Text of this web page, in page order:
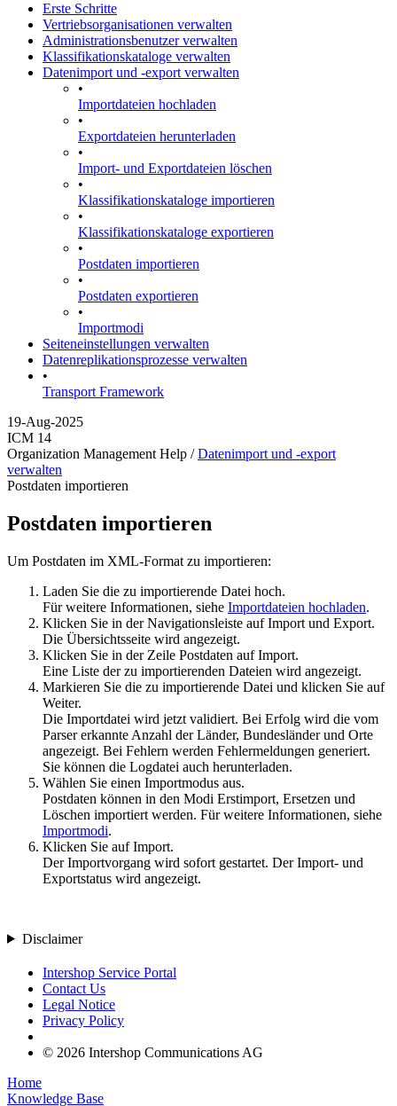
Erste Schritte
Vertriebsorganisationen verwalten
Administrationsbenutzer verwalten
Klassifikationskataloge verwalten
Datenimport und -export verwalten
•
Importdateien hochladen
•
Exportdateien herunterladen
•
Import- und Exportdateien löschen
•
Klassifikationskataloge importieren
•
Klassifikationskataloge exportieren
•
Postdaten importieren
•
Postdaten exportieren
•
Importmodi
Seiteneinstellungen verwalten
Datenreplikationsprozesse verwalten
•
Transport Framework
19-Aug-2025
ICM 14
Organization Management Help /Datenimport und -export
verwalten
Postdaten importieren
Postdaten importieren
Um Postdaten im XML-Format zu importieren:
Laden Sie die zu importierende Datei hoch.
Für weitere Informationen, siehe Importdateien hochladen.
Klicken Sie in der Navigationsleiste aufImport und Export.
Die Übersichtsseite wird angezeigt.
Klicken Sie in der Zeile Postdaten aufImport.
Eine Liste der zu importierenden Dateien wird angezeigt.
Markieren Sie die zu importierende Datei und klicken Sie auf
Weiter.
Die Importdatei wird jetzt validiert. Bei Erfolg wird die vom
Parser erkannte Anzahl der Länder, Bundesländer und Orte
angezeigt. Bei Fehlern werden Fehlermeldungen generiert.
Sie können die Logdatei auch herunterladen.
Wählen Sie einen Importmodus aus.
Postdaten können in den Modi Erstimport, Ersetzen und
Löschen importiert werden. Für weitere Informationen, siehe
Importmodi.
Klicken Sie aufImport.
Der Importvorgang wird sofort gestartet. Der Import- und
Exportstatus wird angezeigt.
Disclaimer
Intershop Service Portal
Contact Us
Legal Notice
Privacy Policy
© 2026 Intershop Communications AG
Home
Knowledge Base